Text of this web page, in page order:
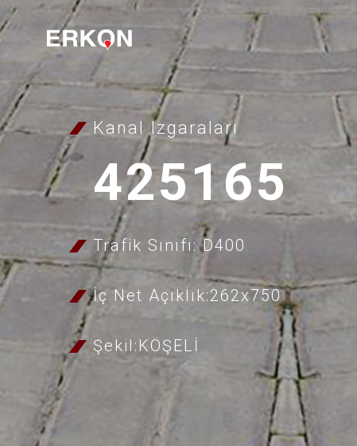
Kanal Izgaraları
425165
Trafik Sınıfı: D400
İç Net Açıklık:262x750
Şekil:KÖŞELİ